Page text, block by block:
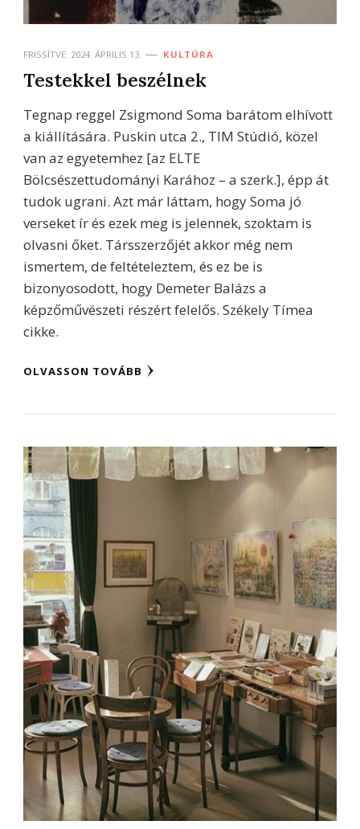
FRISSÍTVE: 2024. ÁPRILIS 13. KULTÚRA
Testekkel beszélnek
Tegnap reggel Zsigmond Soma barátom elhívott
a kiállítására. Puskin utca 2., TIM Stúdió, közel
van az egyetemhez [az ELTE
Bölcsészettudományi Karához – a szerk.], épp át
tudok ugrani. Azt már láttam, hogy Soma jó
verseket ír és ezek meg is jelennek, szoktam is
olvasni őket. Társszerzőjét akkor még nem
ismertem, de feltételeztem, és ez be is
bizonyosodott, hogy Demeter Balázs a
képzőművészeti részért felelős. Székely Tímea
cikke.
OLVASSON TOVÁBB